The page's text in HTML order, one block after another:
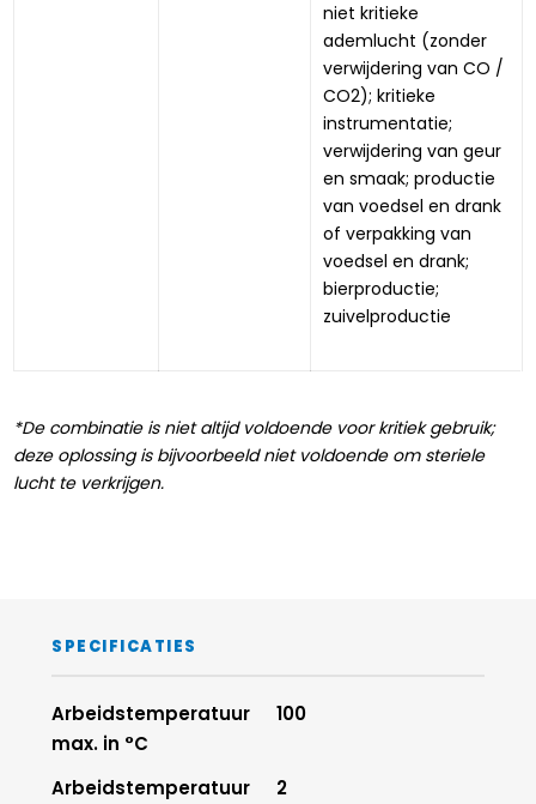
niet kritieke
ademlucht (zonder
verwijdering van CO /
CO2); kritieke
instrumentatie;
verwijdering van geur
en smaak; productie
van voedsel en drank
of verpakking van
voedsel en drank;
bierproductie;
zuivelproductie
*De combinatie is niet altijd voldoende voor kritiek gebruik;
deze oplossing is bijvoorbeeld niet voldoende om steriele
lucht te verkrijgen.
SPECIFICATIES
Arbeidstemperatuur
max. in °C
100
Arbeidstemperatuur
2